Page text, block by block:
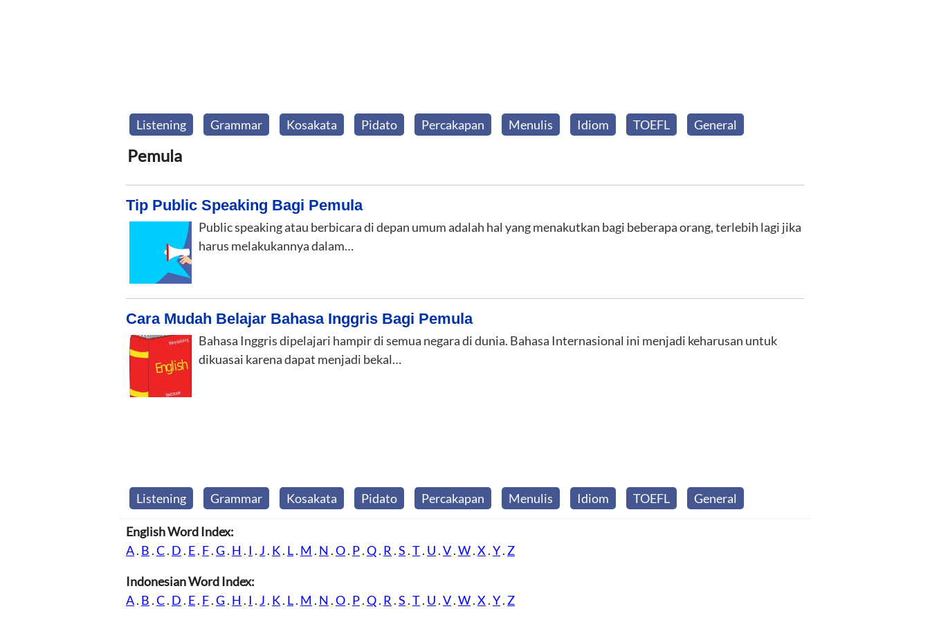
Listening Grammar Kosakata Pidato Percakapan Menulis Idiom TOEFL General
Pemula
Tip Public Speaking Bagi Pemula
Public speaking atau berbicara di depan umum adalah hal yang menakutkan bagi beberapa orang, terlebih lagi jika
harus melakukannya dalam…
Cara Mudah Belajar Bahasa Inggris Bagi Pemula
Bahasa Inggris dipelajari hampir di semua negara di dunia. Bahasa Internasional ini menjadi keharusan untuk
dikuasai karena dapat menjadi bekal…
Listening Grammar Kosakata Pidato Percakapan Menulis Idiom TOEFL General
English Word Index:
A. B .C. D . E. F.G. H . I . J . K. L. M . N .O. P.Q. R .S .T. U .V.W.X .Y. Z
Indonesian Word Index:
A. B .C. D . E. F.G. H . I . J . K. L. M . N .O. P.Q. R .S .T. U .V.W.X .Y. Z